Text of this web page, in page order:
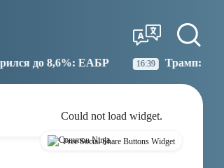
16:39 Трамп: США больше не
Could not load widget.
Free Social Share Buttons Widget